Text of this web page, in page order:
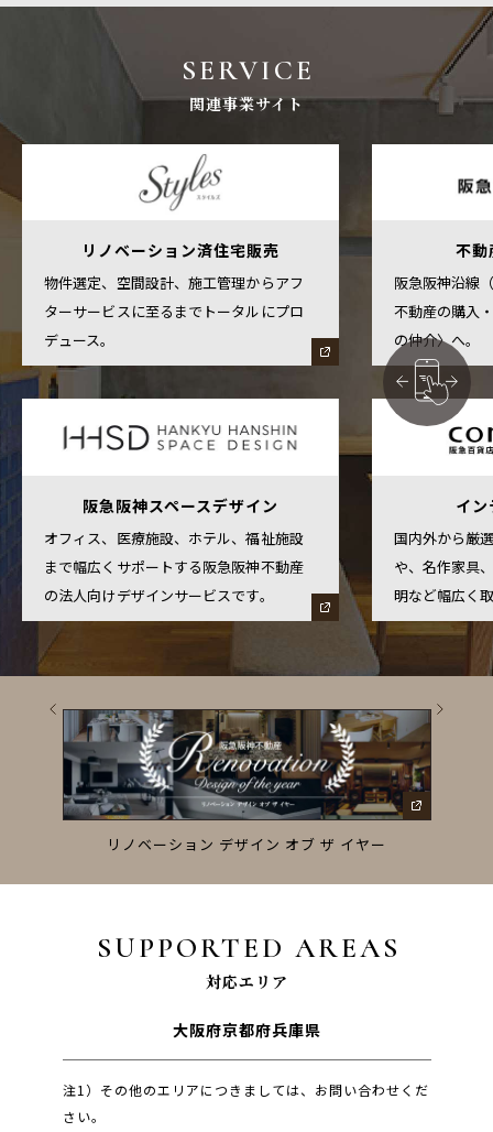
SERVICE
関連事業サイト
リノベーション済住宅販売
物件選定、空間設計、施工管理からアフ
ターサービスに至るまでトータルにプロ
デュース。
不動
阪急阪神沿線
不動産の購入
の仲介〉へ。
阪急阪神スペースデザイン
オフィス、医療施設、ホテル、福祉施設
まで幅広くサポートする阪急阪神不動産
の法人向けデザインサービスです。
イ
国内外から厳
や、名作家具
明など幅広く
リノベーション デザイン オブ ザ イヤー
SUPPORTED AREAS
対応エリア
大阪府京都府兵庫県
注1）その他のエリアにつきましては、お問い合わせくだ
さい。